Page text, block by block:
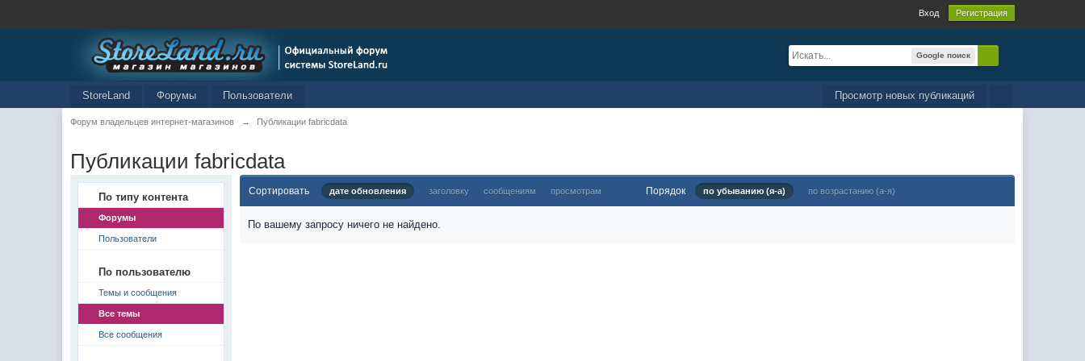
Вход Регистрация
Google поиск
Просмотр новых публикаций
StoreLand Форумы Пользователи
Форум владельцев интернет-магазинов → Публикации fabricdata
Публикации fabricdata
По типу контента
Форумы
Пользователи
По пользователю
Темы и сообщения
Все темы
Все сообщения
Сортировать дате обновления заголовку сообщениям просмотрам Порядок по убыванию (я-а) по возрастанию (а-я)
По вашему запросу ничего не найдено.